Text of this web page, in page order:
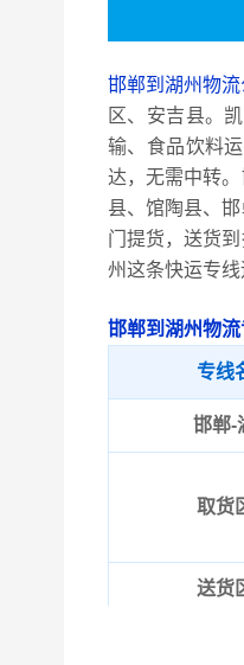
邯郸到湖州物
区、安吉县。
输、食品饮料
达，无需中转
县、馆陶县、
门提货，送货
州这条快运专线
邯郸到湖州物
专线
邯郸-
取货
送货